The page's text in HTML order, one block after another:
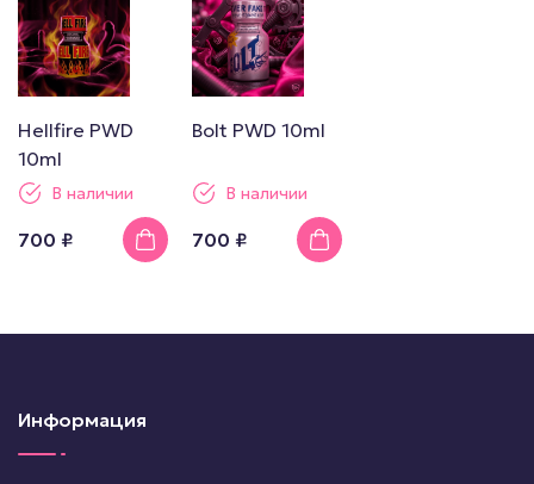
Hellfire PWD
10ml
В наличии
700 ₽
Bolt PWD 10ml
В наличии
700 ₽
Информация